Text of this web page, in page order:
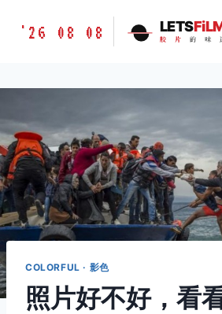
胶
味
LETSFILM
'26 08 08 LETS
胶 片 的 味
COLORFUL · 影色
照片好不好，看